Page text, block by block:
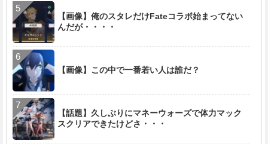
【画像】俺のスタレだけFateコラボ始まってない
んだが・・・・
【画像】この中で一番若い人は誰だ？
【話題】久しぶりにマネーウォーズで体力マック
スクリアできたけどさ・・・